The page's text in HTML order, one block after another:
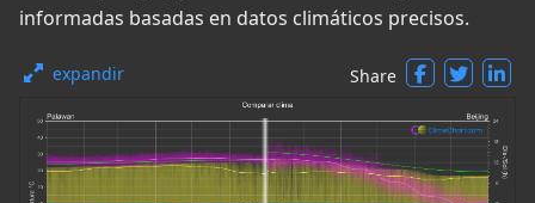
informadas basadas en datos climáticos precisos.
expandir Share